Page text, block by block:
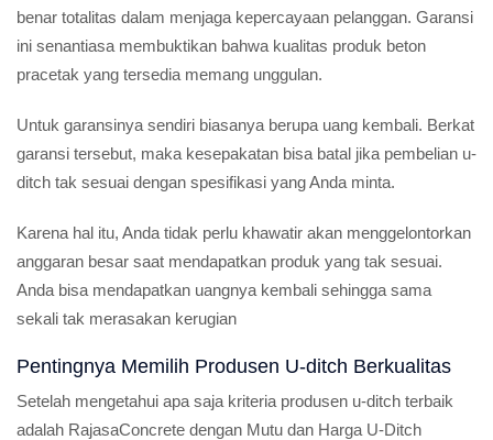
benar totalitas dalam menjaga kepercayaan pelanggan. Garansi
ini senantiasa membuktikan bahwa kualitas produk beton
pracetak yang tersedia memang unggulan.
Untuk garansinya sendiri biasanya berupa uang kembali. Berkat
garansi tersebut, maka kesepakatan bisa batal jika pembelian u-
ditch tak sesuai dengan spesifikasi yang Anda minta.
Karena hal itu, Anda tidak perlu khawatir akan menggelontorkan
anggaran besar saat mendapatkan produk yang tak sesuai.
Anda bisa mendapatkan uangnya kembali sehingga sama
sekali tak merasakan kerugian
Pentingnya Memilih Produsen U-ditch Berkualitas
Setelah mengetahui apa saja kriteria produsen u-ditch terbaik
adalah RajasaConcrete dengan Mutu dan Harga U-Ditch